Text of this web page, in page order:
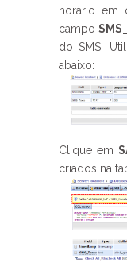
horário em
campo
do SMS.
abaixo:
Clique em
criados na